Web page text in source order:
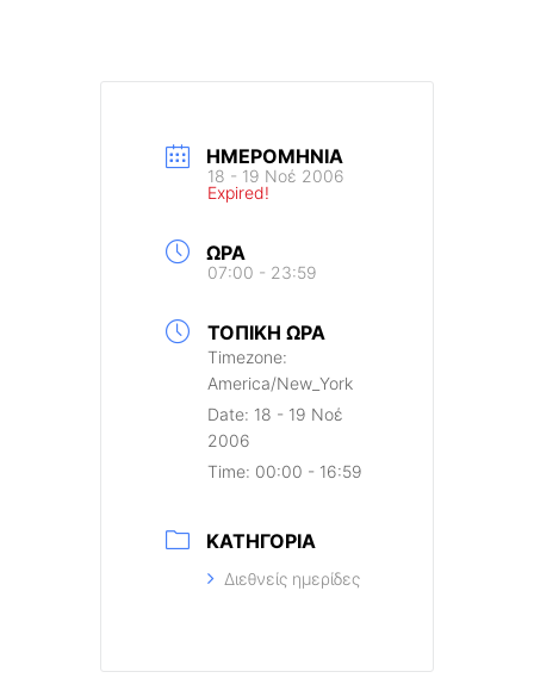
ΗΜΕΡΟΜΗΝΊΑ
18 - 19 Νοέ 2006
Expired!
ΏΡΑ
07:00 - 23:59
ΤΟΠΙΚΉ ΏΡΑ
Timezone:
America/New_York
Date: 18 - 19 Νοέ
2006
Time: 00:00 - 16:59
ΚΑΤΗΓΟΡΊΑ
Διεθνείς ημερίδες